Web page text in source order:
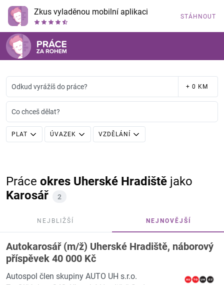
Zkus vyladěnou mobilní aplikaci STÁHNOUT
Odkud vyrážíš do práce? + 0 KM
Co chceš dělat?
PLAT ÚVAZEK VZDĚLÁNÍ
Práce okres Uherské Hradiště jako
Karosář
2
NEJBLIŽŠÍ NEJNOVĚJŠÍ
Autokarosář (m/ž) Uherské Hradiště, náborový
příspěvek 40 000 Kč
Autospol člen skupiny AUTO UH s.r.o.